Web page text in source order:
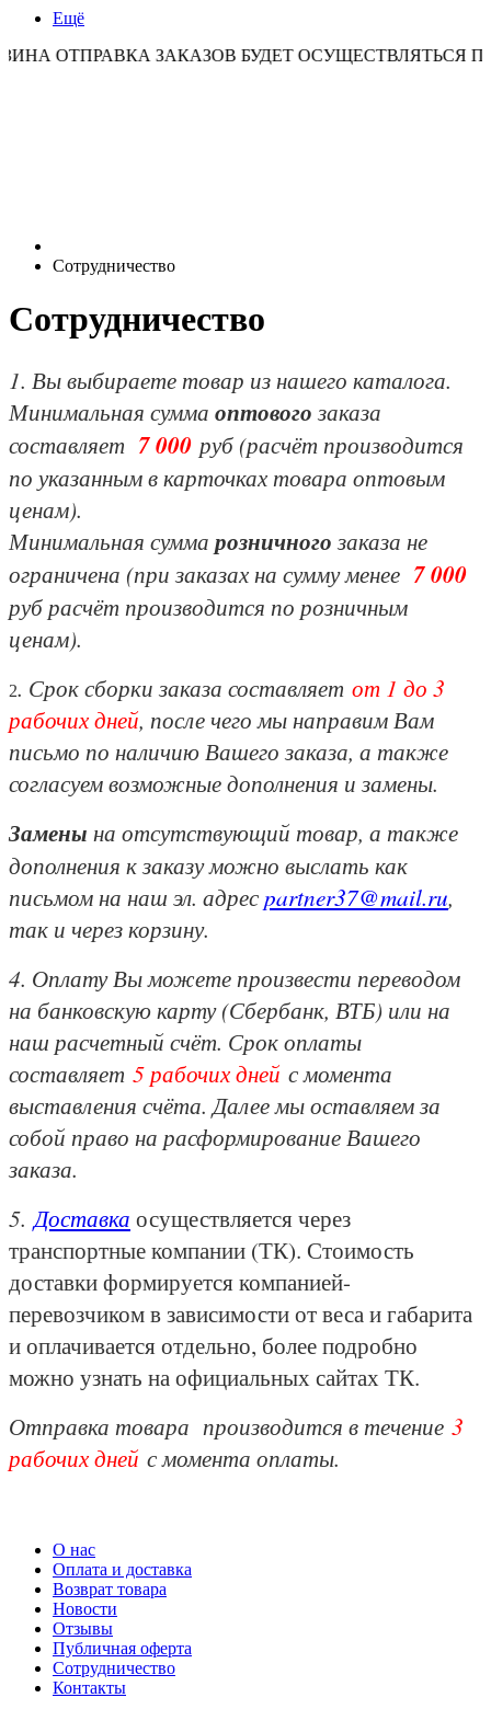
Ещё
ЗАКАЗОВ БУДЕТ ОСУЩЕСТВЛЯТЬСЯ ПО
Сотрудничество
Сотрудничество
1. Вы выбираете товар из нашего каталога.
Минимальная сумма оптовогозаказа
составляет 7 000 руб (расчёт производится
по указанным в карточках товара оптовым
ценам).
Минимальная сумма розничногозаказа не
ограничена (при заказах на сумму менее 7 000
руб расчёт производится по розничным
ценам).
2. Срок сборки заказа составляет от 1 до 3
рабочих дней, после чего мы направим Вам
письмо по наличию Вашего заказа, а также
согласуем возможные дополнения и замены.
Замены на отсутствующий товар, а также
дополнения к заказу можно выслать как
письмом на наш эл. адресpartner37@mail.ru,
так и через корзину.
4. Оплату Вы можете произвести переводом
на банковскую карту (Сбербанк, ВТБ) или на
наш расчетный счёт. Срок оплаты
составляет 5 рабочих дней с момента
выставления счёта. Далее мы оставляем за
собой право на расформирование Вашего
заказа.
5.Доставка осуществляется через
транспортные компании (ТК). Стоимость
доставки формируется компанией-
перевозчиком в зависимости от веса и габарита
и оплачивается отдельно, более подробно
можно узнать на официальных сайтах ТК.
Отправка товара производится в течение 3
рабочих дней с момента оплаты.
О нас
Оплата и доставка
Возврат товара
Новости
Отзывы
Публичная оферта
Сотрудничество
Контакты